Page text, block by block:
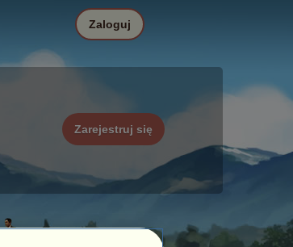
Zarejestruj się
Zaloguj